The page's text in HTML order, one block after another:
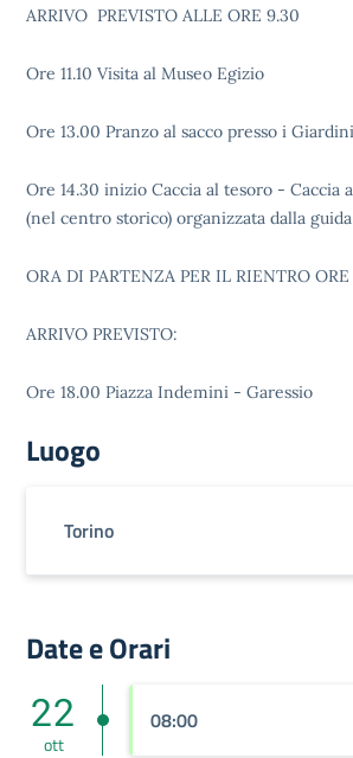
ARRIVO PREVISTO ALLE ORE 9.30
Ore 11.10 Visita al Museo Egizio
Ore 13.00 Pranzo al sacco presso i
Ore 14.30 inizio Caccia al tesoro - Caccia
(nel centro storico) organizzata dalla
ORA DI PARTENZA PER IL RIENTRO ORE
ARRIVO PREVISTO:
Ore 18.00 Piazza Indemini - Garessio
Luogo
Torino
Date e Orari
22
ott
08:00